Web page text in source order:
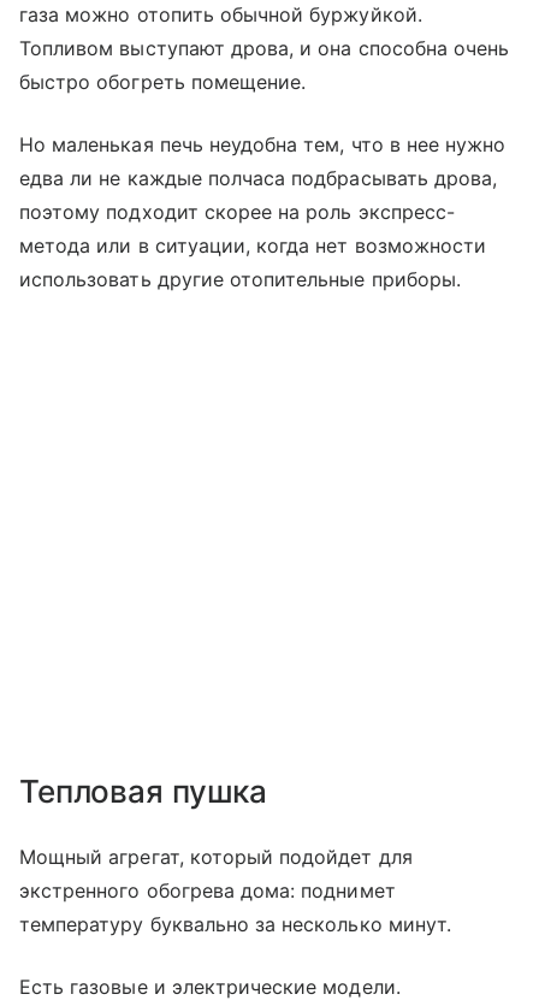
газа можно отопить обычной буржуйкой.
Топливом выступают дрова, и она способна очень
быстро обогреть помещение.
Но маленькая печь неудобна тем, что в нее нужно
едва ли не каждые полчаса подбрасывать дрова,
поэтому подходит скорее на роль экспресс-
метода или в ситуации, когда нет возможности
использовать другие отопительные приборы.
Тепловая пушка
Мощный агрегат, который подойдет для
экстренного обогрева дома: поднимет
температуру буквально за несколько минут.
Есть газовые и электрические модели.